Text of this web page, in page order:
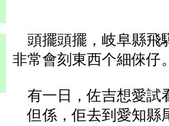
頭擺頭擺，岐阜縣飛
非常會刻東西个細倈仔
有一日，佐吉想愛試
但係，佢去到愛知縣